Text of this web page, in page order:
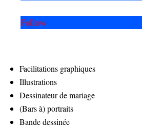
Follow
Facilitations graphiques
Illustrations
Dessinateur de mariage
(Bars à) portraits
Bande dessinée